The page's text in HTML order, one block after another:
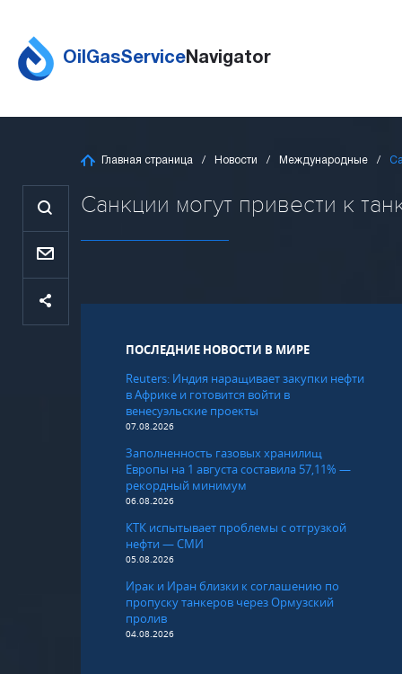
OilGasServiceNavigator
Главная страница Новости Международные
Санкции могут привести к
ПОСЛЕДНИЕ НОВОСТИ В МИРЕ
Reuters: Индия наращивает закупки нефти
в Африке и готовится войти в
венесуэльские проекты
07.08.2026
Заполненность газовых хранилищ
Европы на 1 августа составила 57,11% —
рекордный минимум
06.08.2026
КТК испытывает проблемы с отгрузкой
нефти — СМИ
05.08.2026
Ирак и Иран близки к соглашению по
пропуску танкеров через Ормузский
пролив
04.08.2026